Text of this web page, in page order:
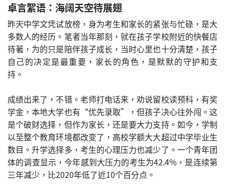
卓言絮语：海阔天空待展翅
昨天中学文凭试放榜，身为考生和家长的紧张与忙碌，是大
多数人的经历。笔者当年那刻，就在孩子学校附近的快餐店
待著，为的只是陪伴孩子成长，当时心里也十分清楚，孩子
自己的决定是最重要，家长的角色，是默默的守护和支
持。
成绩出来了，不错。老师打电话来，劝说留校读预科，有奖
学金，本地大学也有“优先录取”，但孩子决心往外闯。这
是个破财选择，但作为家长，还是要大力支持。如今，学制
以至整个教育环境都改变了，高校学额大大超过中学毕业生
数目。升学选择多，考生的心理压力也减少了。一个青年团
体的调查显示，今年感到大压力的考生为42.4%，是连续第
三年减少，比2020年低了近10个百分点。